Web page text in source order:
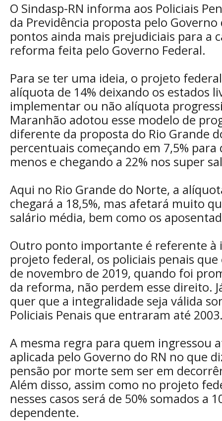
O Sindasp-RN informa aos Policiais
da Previdência proposta pelo Governo
pontos ainda mais prejudiciais para a
reforma feita pelo Governo Federal.
Para se ter uma ideia, o projeto
alíquota de 14% deixando os estados
implementar ou não alíquota
Maranhão adotou esse modelo de
diferente da proposta do Rio Grande
percentuais começando em 7,5%
menos e chegando a 22% nos super
Aqui no Rio Grande do Norte, a
chegará a 18,5%, mas afetará muito
salário média, bem como os
Outro ponto importante é referente à
projeto federal, os policiais penais
de novembro de 2019, quando foi
da reforma, não perdem esse direito.
quer que a integralidade seja válida
Policiais Penais que entraram até
A mesma regra para quem ingressou
aplicada pelo Governo do RN no que
pensão por morte sem ser em
Além disso, assim como no projeto
nesses casos será de 50% somados a
dependente.